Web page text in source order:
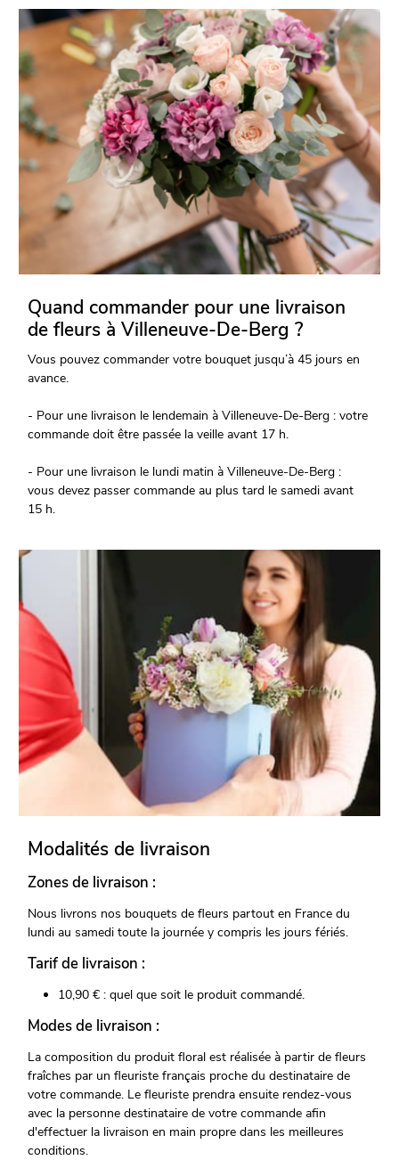
Quand commander pour une livraison
de fleurs à Villeneuve-De-Berg ?
Vous pouvez commander votre bouquet jusqu’à 45 jours en
avance.
- Pour une livraison le lendemain à Villeneuve-De-Berg : votre
commande doit être passée la veille avant 17 h.
- Pour une livraison le lundi matin à Villeneuve-De-Berg :
vous devez passer commande au plus tard le samedi avant
15 h.
Modalités de livraison
Zones de livraison :
Nous livrons nos bouquets de fleurs partout en France du
lundi au samedi toute la journée y compris les jours fériés.
Tarif de livraison :
10,90 € : quel que soit le produit commandé.
Modes de livraison :
La composition du produit floral est réalisée à partir de fleurs
fraîches par un fleuriste français proche du destinataire de
votre commande. Le fleuriste prendra ensuite rendez-vous
avec la personne destinataire de votre commande afin
d'effectuer la livraison en main propre dans les meilleures
conditions.